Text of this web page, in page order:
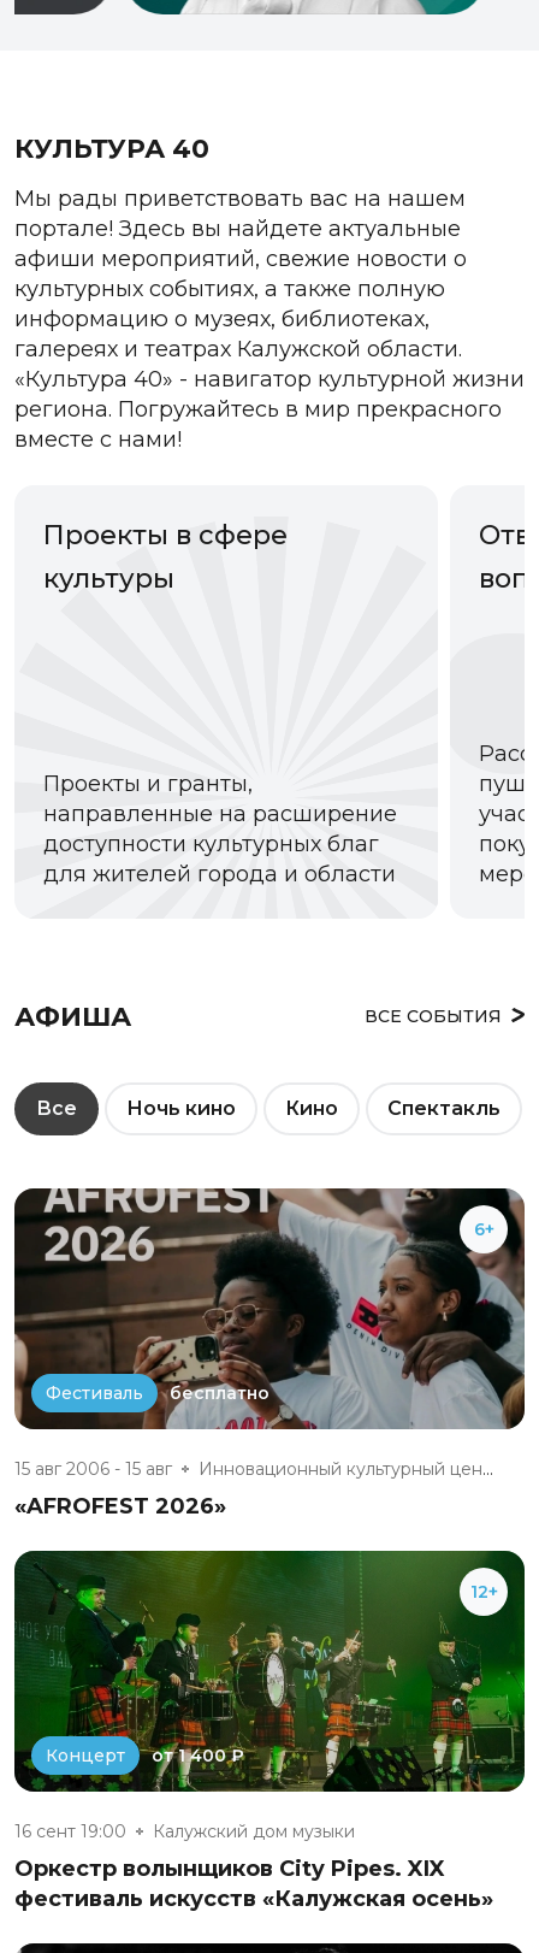
КУЛЬТУРА 40
Мы рады приветствовать вас на нашем
портале! Здесь вы найдете актуальные
афиши мероприятий, свежие новости о
культурных событиях, а также полную
информацию о музеях, библиотеках,
галереях и театрах Калужской области.
«Культура 40» - навигатор культурной жизни
региона. Погружайтесь в мир прекрасного
вместе с нами!
Проекты в сфере
культуры
Проекты и гранты,
направленные на расширение
доступности культурных благ
для жителей города и области
АФИША ВСЕ СОБЫТИЯ
Все Ночь кино Кино Спектакль
6+
Фестиваль бесплатно
15 авг 2006 - 15 авг Инновационный культурный центр
«AFROFEST 2026»
12+
Концерт от 1 400 ₽
16 сент 19:00 Калужский дом музыки
Оркестр волынщиков City Pipes. XIX
фестиваль искусств «Калужская осень»